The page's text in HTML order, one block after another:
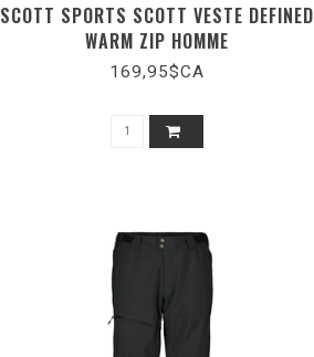
SCOTT SPORTS SCOTT VESTE DEFINED
WARM ZIP HOMME
169,95$CA